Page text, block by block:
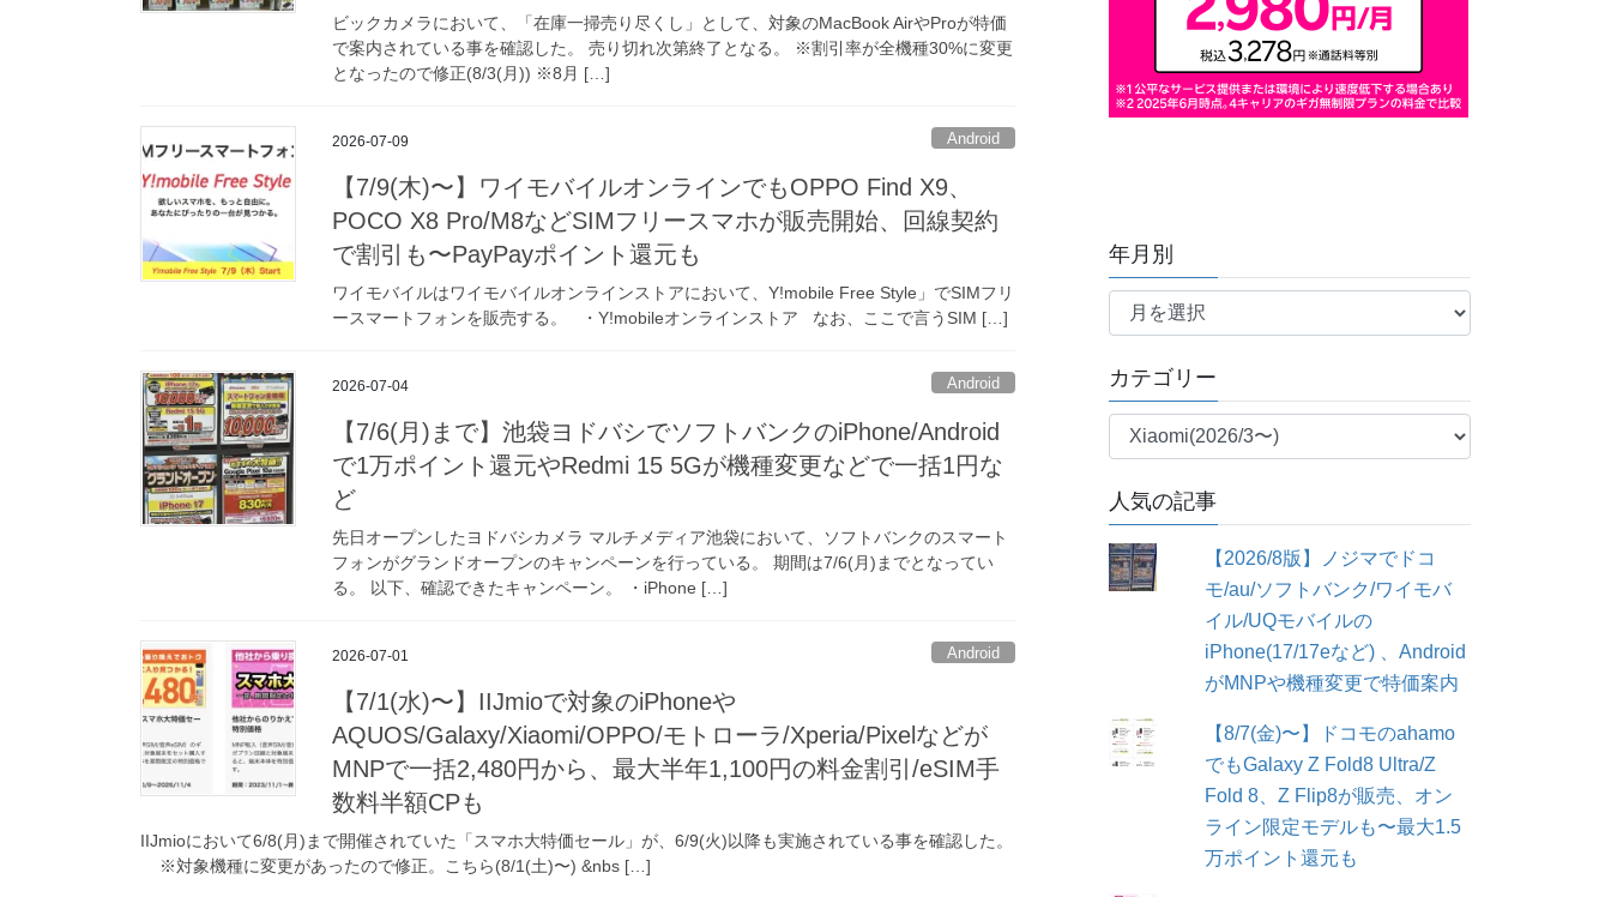
ビックカメラにおいて、「在庫一掃売り尽くし」として、対象のMacBook AirやProが特価
で案内されている事を確認した。 売り切れ次第終了となる。 ※割引率が全機種30%に変更
となったので修正(8/3(月)) ※8月 […]
2026-07-09 Android
【7/9(木)〜】ワイモバイルオンラインでもOPPO Find X9、
POCO X8 Pro/M8などSIMフリースマホが販売開始、回線契約
で割引も〜PayPayポイント還元も
ワイモバイルはワイモバイルオンラインストアにおいて、Y!mobile Free Style」でSIMフリ
ースマートフォンを販売する。 ・Y!mobileオンラインストア なお、ここで言うSIM […]
2026-07-04 Android
【7/6(月)まで】池袋ヨドバシでソフトバンクのiPhone/Android
で1万ポイント還元やRedmi 15 5Gが機種変更などで一括1円な
ど
先日オープンしたヨドバシカメラ マルチメディア池袋において、ソフトバンクのスマート
フォンがグランドオープンのキャンペーンを行っている。 期間は7/6(月)までとなってい
る。 以下、確認できたキャンペーン。 ・iPhone […]
2026-07-01 Android
【7/1(水)〜】IIJmioで対象のiPhoneや
AQUOS/Galaxy/Xiaomi/OPPO/モトローラ/Xperia/Pixelなどが
MNPで一括2,480円から、最大半年1,100円の料金割引/eSIM手
数料半額CPも
IIJmioにおいて6/8(月)まで開催されていた「スマホ大特価セール」が、6/9(火)以降も実施されている事を確認した。
※対象機種に変更があったので修正。こちら(8/1(土)〜) &nbs […]
年月別
年
カテゴリー
テ
リ
ー
人気の記事
【2026/8版】ノジマでドコ
モ/au/ソフトバンク/ワイモバ
イル/UQモバイルの
iPhone(17/17eなど) 、Android
がMNPや機種変更で特価案内
【8/7(金)〜】ドコモのahamo
でもGalaxy Z Fold8 Ultra/Z
Fold 8、Z Flip8が販売、オン
ライン限定モデルも〜最大1.5
万ポイント還元も